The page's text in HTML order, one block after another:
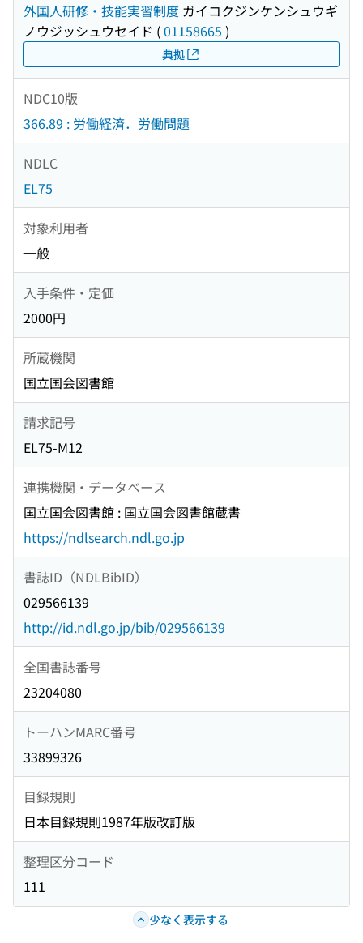
外国人研修・技能実習制度 ガイコクジンケンシュウギ
ノウジッシュウセイド (01158665 )
典拠
NDC10版
366.89 : 労働経済．労働問題
NDLC
EL75
対象利用者
一般
入手条件・定価
2000円
所蔵機関
国立国会図書館
請求記号
EL75-M12
連携機関・データベース
国立国会図書館 : 国立国会図書館蔵書
https://ndlsearch.ndl.go.jp
書誌ID（NDLBibID）
029566139
http://id.ndl.go.jp/bib/029566139
全国書誌番号
23204080
トーハンMARC番号
33899326
目録規則
日本目録規則1987年版改訂版
整理区分コード
111
少なく表示する